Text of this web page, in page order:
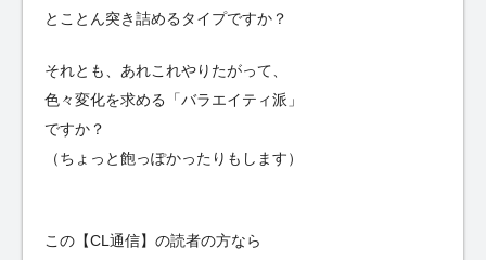
とことん突き詰めるタイプですか？
それとも、あれこれやりたがって、
色々変化を求める「バラエイティ派」
ですか？
（ちょっと飽っぽかったりもします）
この【CL通信】の読者の方なら